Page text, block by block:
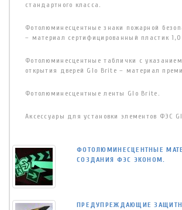
стандартного класса.
Фотолюминесцентные знаки пожарной
– материал сертифицированный пластик
Фотолюминесцентные таблички с
открытия дверей Glo Brite – материал
Фотолюминесцентные ленты Glo Brite.
Аксессуары для установки элементов ФЭС
ФОТОЛЮМИНЕСЦЕНТНЫЕ
СОЗДАНИЯ ФЭС ЭКОНОМ.
ПРЕДУПРЕЖДАЮЩИЕ